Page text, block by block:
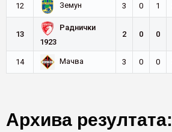
12 Земун 3 0 1
13
Раднички
1923
2 0 0
14 Мачва 3 0 0
Архива резултата: